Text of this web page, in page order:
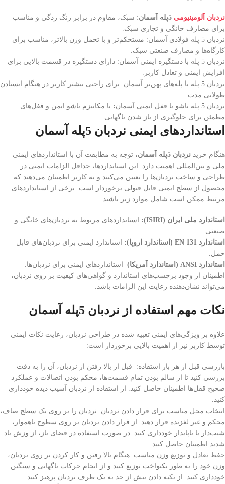
نردبان آلومینیومی
: سبک، مقاوم در برابر زنگ زدگی و مناسب
برای مصارف خانگی و تجاری سبک.
نردبان 5 پله فولادی آسمان: مستحکم‌تر و با تحمل وزن بالاتر، مناسب برای
کارگاه‌ها و مصارف صنعتی سبک.
نردبان 5 پله با دستگیره ایمنی آسمان: دارای دستگیره در قسمت بالایی برای
افزایش ایمنی و تعادل کاربر.
نردبان 5 پله با پله‌های پهن‌تر آسمان: برای راحتی بیشتر کاربر در هنگام ایستادن
طولانی مدت.
نردبان 5 پله تاشو با قفل ایمنی آسمان
: با مکانیزم تاشو ایمن و قفل‌های
مطمئن برای جلوگیری از باز شدن ناگهانی.
استانداردهای ایمنی نردبان 5پله آسمان
هنگام خرید نردبان 5پله آسمان
، توجه به مطابقت آن با استانداردهای ایمنی
ملی و بین‌المللی اهمیت دارد. این استانداردها، حداقل الزامات ایمنی در
طراحی و ساخت نردبان‌ها را تعیین می‌کنند و به کاربر اطمینان می‌دهند که
محصول از سطح ایمنی قابل قبولی برخوردار است. برخی از استانداردهای
مرتبط ممکن است شامل موارد زیر باشند:
استاندارد ملی ایران (ISIRI):
استانداردهای مربوط به نردبان‌های خانگی و
صنعتی.
استاندارد
استاندارد اروپا): استاندارد ایمنی برای نردبان‌های قابل
حمل.
استاندارد
استاندارد آمریکا) استانداردهای ایمنی برای نردبان‌ها.
اطمینان از وجود برچسب‌های استاندارد و گواهی‌های کیفیت بر روی نردبان،
می‌تواند نشان‌دهنده رعایت این الزامات باشد.
نکات مهم استفاده از نردبان 5پله آسمان
علاوه بر ویژگی‌های ایمنی تعبیه شده در طراحی نردبان، رعایت نکات ایمنی
توسط کاربر نیز از اهمیت بالایی برخوردار است:
بازرسی قبل از هر بار استفاده: قبل از بالا رفتن از نردبان، آن را به دقت
بررسی کنید تا از سالم بودن تمام قسمت‌ها، محکم بودن اتصالات و عملکرد
صحیح قفل‌ها اطمینان حاصل کنید. از استفاده از نردبان آسیب دیده خودداری
کنید.
انتخاب محل مناسب برای قرار دادن نردبان: نردبان را بر روی یک سطح صاف،
محکم و غیر لغزنده قرار دهید. از قرار دادن نردبان بر روی سطوح ناهموار،
شیب‌دار یا ناپایدار خودداری کنید. در صورت استفاده در فضای باز، از وزش باد
شدید اطمینان حاصل کنید.
حفظ تعادل و توزیع وزن مناسب: هنگام بالا رفتن و کار کردن بر روی نردبان،
وزن خود را به طور یکنواخت توزیع کنید و از انجام حرکات ناگهانی و سنگین
خودداری کنید. از تکیه دادن بیش از حد به یک طرف نردبان پرهیز کنید.